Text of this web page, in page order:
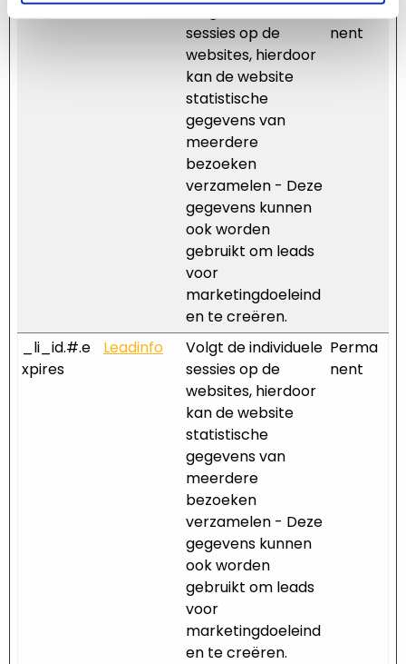
_li_id.# Leadinfo
Volgt de individuele
sessies op de
websites, hierdoor
kan de website
statistische
gegevens van
meerdere
bezoeken
verzamelen - Deze
gegevens kunnen
ook worden
gebruikt om leads
voor
marketingdoeleind
en te creëren.
Perma
nent
_li_id.#.e
xpires
Leadinfo
Volgt de individuele
sessies op de
websites, hierdoor
kan de website
statistische
gegevens van
meerdere
bezoeken
verzamelen - Deze
gegevens kunnen
ook worden
gebruikt om leads
voor
marketingdoeleind
en te creëren.
Perma
nent